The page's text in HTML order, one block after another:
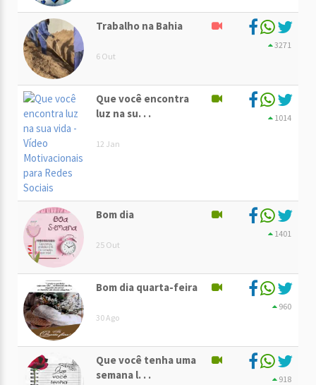
Trabalho na Bahia
6 Out
3271
Que você encontra
luz na su. . .
12 Jan
1014
Bom dia
25 Out
1401
Bom dia quarta-feira
30 Ago
960
Que você tenha uma
semana l. . .
918